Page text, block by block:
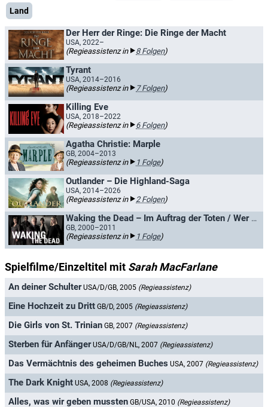
Land
Der Herr der Ringe: Die Ringe der Macht
USA, 2022–
(Regieassistenz in 8 Folgen)
Tyrant
USA, 2014–2016
(Regieassistenz in 7 Folgen)
Killing Eve
USA, 2018–2022
(Regieassistenz in 6 Folgen)
Agatha Christie: Marple
GB, 2004–2013
(Regieassistenz in 1 Folge)
Outlander – Die Highland-Saga
USA, 2014–2026
(Regieassistenz in 2 Folgen)
Waking the Dead – Im Auftrag der Toten / Wer die Toten weckt
GB, 2000–2011
(Regieassistenz in 1 Folge)
Spielfilme/Einzeltitel mit Sarah MacFarlane
An deiner Schulter USA/D/GB, 2005 (Regieassistenz)
Eine Hochzeit zu Dritt GB/D, 2005 (Regieassistenz)
Die Girls von St. Trinian GB, 2007 (Regieassistenz)
Sterben für Anfänger USA/D/GB/NL, 2007 (Regieassistenz)
Das Vermächtnis des geheimen Buches USA, 2007 (Regieassistenz)
The Dark Knight USA, 2008 (Regieassistenz)
Alles, was wir geben mussten GB/USA, 2010 (Regieassistenz)